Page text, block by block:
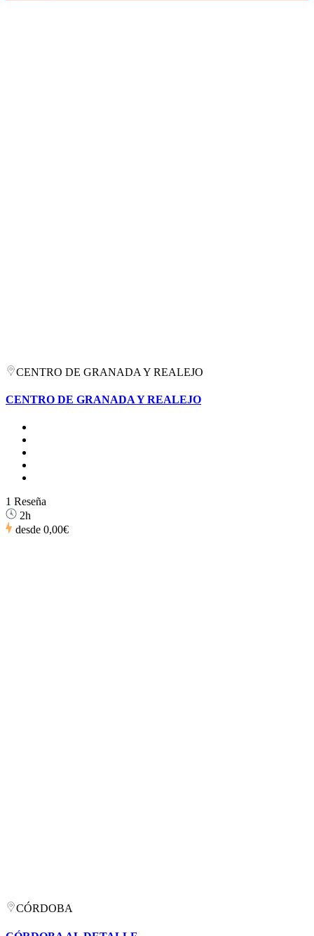
CENTRO DE GRANADA Y REALEJO
CENTRO DE GRANADA Y REALEJO
1 Reseña
2h
desde 0,00€
CÓRDOBA